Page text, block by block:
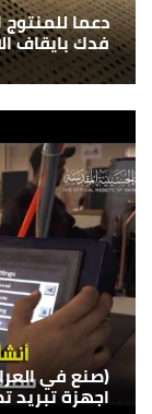
دعما
فدك بايقاف
(صنع في
اجهزة تبريد